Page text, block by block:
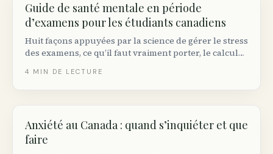
Guide de santé mentale en période
d’examens pour les étudiants canadiens
Huit façons appuyées par la science de gérer le stress
des examens, ce qu’il faut vraiment porter, le calcul
obtenir du soutien gratuit en santé mentale.
4 MIN DE LECTURE
Anxiété au Canada : quand s’inquiéter et que
faire